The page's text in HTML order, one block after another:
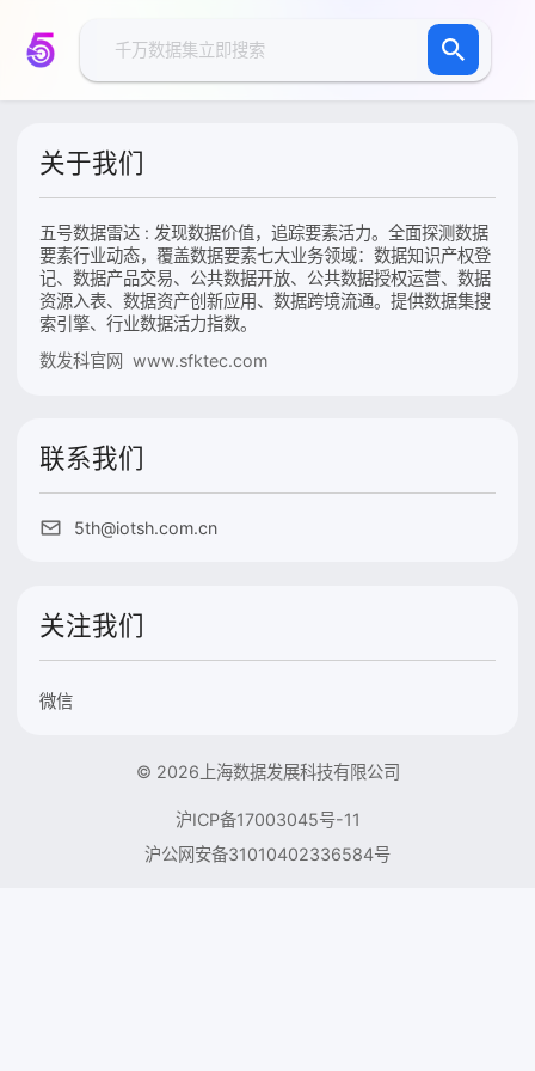
关于我们
五号数据雷达 : 发现数据价值，追踪要素活力。全面探测数据
要素行业动态，覆盖数据要素七大业务领域：数据知识产权登
记、数据产品交易、公共数据开放、公共数据授权运营、数据
资源入表、数据资产创新应用、数据跨境流通。提供数据集搜
索引擎、行业数据活力指数。
数发科官网 www.sfktec.com
联系我们
5th@iotsh.com.cn
关注我们
微信
© 2026上海数据发展科技有限公司
沪ICP备17003045号-11
沪公网安备31010402336584号